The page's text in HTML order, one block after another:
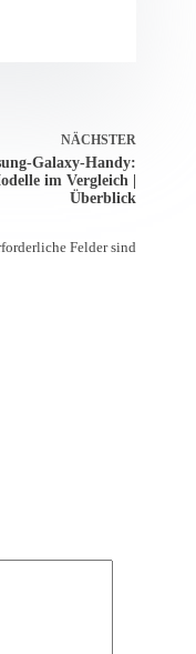
NÄCHSTER
Galaxy-Handy:
im Vergleich |
Überblick
Felder sind